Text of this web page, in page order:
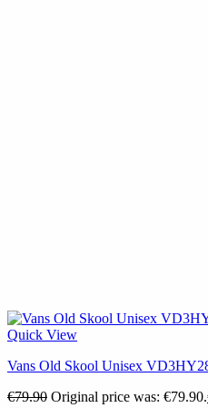
Quick View
Vans Old Skool Unisex
€79.90 Original price was: €79.90.